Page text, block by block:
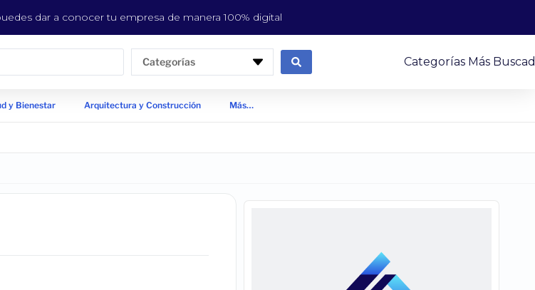
dar a conocer tu empresa de manera 100% digital
Categorías Categorías Más
y Bienestar Arquitectura y Construcción Más…